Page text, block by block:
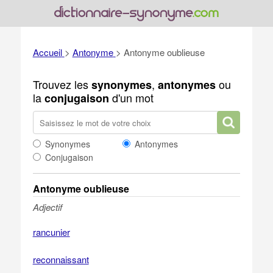
Accueil > Antonyme > Antonyme oublieuse
Trouvez lessynonymes, antonymesou
laconjugaison d'un mot
Synonymes
Antonymes
Conjugaison
Antonyme oublieuse
Adjectif
rancunier
reconnaissant